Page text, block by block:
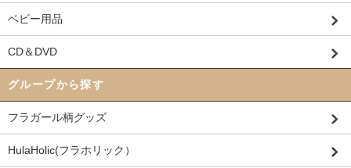
ベビー用品
CD＆DVD
グループから探す
フラガール柄グッズ
HulaHolic(フラホリック）